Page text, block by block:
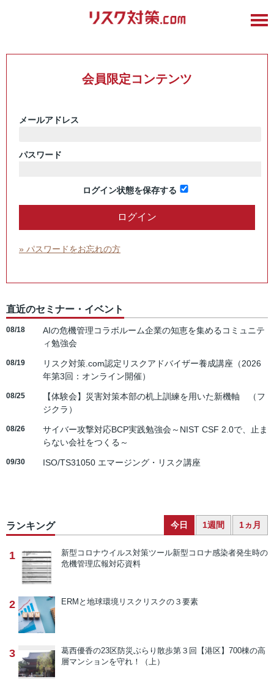
会員限定コンテンツ
メールアドレス
パスワード
ログイン状態を保存する
» パスワードをお忘れの方
直近のセミナー・イベント
08/18
AIの危機管理コラボルーム企業の知恵を集めるコミュニテ
ィ勉強会
08/19
リスク対策.com認定リスクアドバイザー養成講座（2026
年第3回：オンライン開催）
08/25
【体験会】災害対策本部の机上訓練を用いた新機軸 （フ
ジクラ）
08/26
サイバー攻撃対応BCP実践勉強会～NIST CSF 2.0で、止ま
らない会社をつくる～
09/30 ISO/TS31050 エマージング・リスク講座
ランキング 今日 1週間 1ヵ月
1 新型コロナウイルス対策ツール新型コロナ感染者発生時の
危機管理広報対応資料
2 ERMと地球環境リスク リスクの３要素
3 葛西優香の23区防災ぶらり散歩第３回【港区】700棟の高
層マンションを守れ！（上）